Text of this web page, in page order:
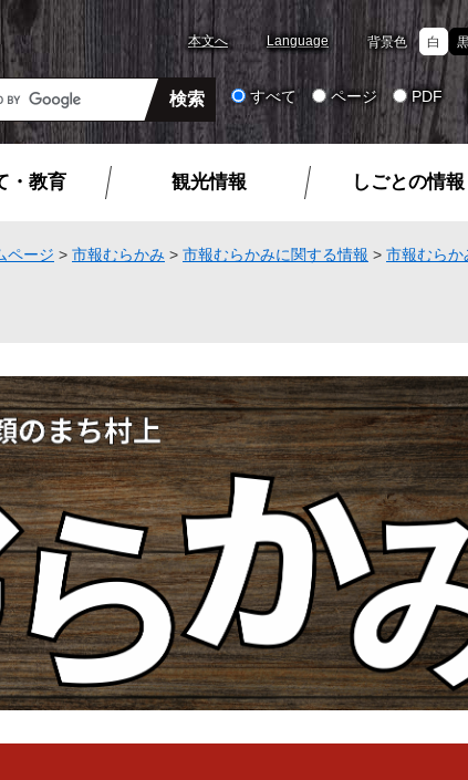
本文へ Language 背景色 白
すべて ページ PDF
・教育 観光情報 しごとの情報
ページ > 市報むらかみ > 市報むらかみに関する情報 > 市報むらか